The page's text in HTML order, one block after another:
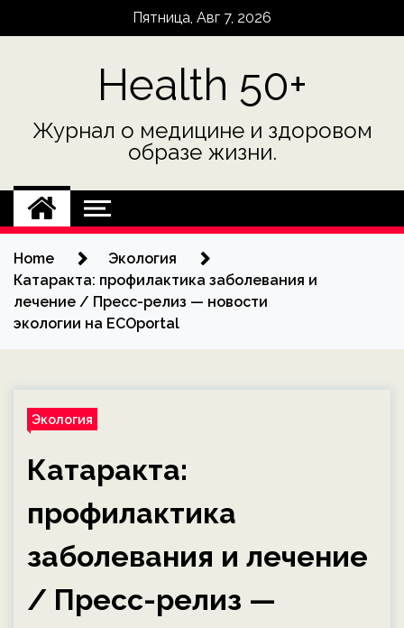
Пятница, Авг 7, 2026
Health 50+
Журнал о медицине и здоровом
образе жизни.
Home
Экология
Катаракта: профилактика заболевания и
лечение / Пресс-релиз — новости
экологии на ECOportal
Экология
Катаракта:
профилактика
заболевания и лечение
/ Пресс-релиз —